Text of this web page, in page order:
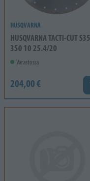
HUSQVARNA
HUSQVARNA TACTI-CUT S35
350 10 25.4/20
Varastossa
204,00 €